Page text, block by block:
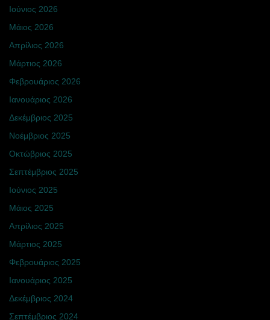
Ιούνιος 2026
Μάιος 2026
Απρίλιος 2026
Μάρτιος 2026
Φεβρουάριος 2026
Ιανουάριος 2026
Δεκέμβριος 2025
Νοέμβριος 2025
Οκτώβριος 2025
Σεπτέμβριος 2025
Ιούνιος 2025
Μάιος 2025
Απρίλιος 2025
Μάρτιος 2025
Φεβρουάριος 2025
Ιανουάριος 2025
Δεκέμβριος 2024
Σεπτέμβριος 2024